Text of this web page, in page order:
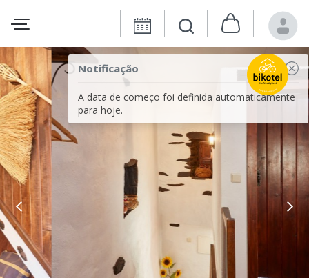
Notificação
A data de começo foi definida automaticamente
para hoje.